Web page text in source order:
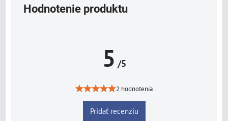
Hodnotenie produktu
5 /5
2 hodnotenia
Pridať recenziu